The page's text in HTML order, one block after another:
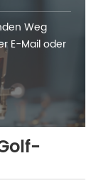
Weg
E-Mail oder